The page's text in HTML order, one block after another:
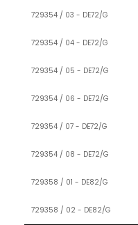
729354 / 03 - DE72/G
729354 / 04 - DE72/G
729354 / 05 - DE72/G
729354 / 06 - DE72/G
729354 / 07 - DE72/G
729354 / 08 - DE72/G
729358 / 01 - DE82/G
729358 / 02 - DE82/G